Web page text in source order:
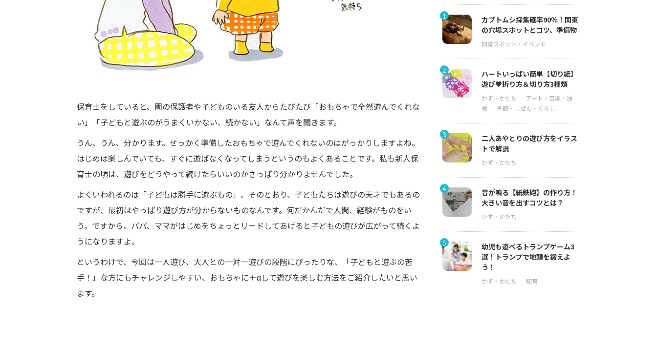
保育士をしていると、園の保護者や子どものいる友人からたびたび「おもちゃで全然遊んでくれな
い」「子どもと遊ぶのがうまくいかない、続かない」なんて声を聞きます。
うん、うん、分かります。せっかく準備したおもちゃで遊んでくれないのはがっかりしますよね。
はじめは楽しんでいても、すぐに遊ばなくなってしまうというのもよくあることです。私も新人保
育士の頃は、遊びをどうやって続けたらいいのかさっぱり分かりませんでした。
よくいわれるのは「子どもは勝手に遊ぶもの」。そのとおり、子どもたちは遊びの天才でもあるの
ですが、最初はやっぱり遊び方が分からないものなんです。何だかんだで人間、経験がものをい
う。ですから、パパ、ママがはじめをちょっとリードしてあげると子どもの遊びが広がって続くよ
うになりますよ。
というわけで、今回は一人遊び、大人との一対一遊びの段階にぴったりな、「子どもと遊ぶの苦
手！」な方にもチャレンジしやすい、おもちゃに＋αして遊びを楽しむ方法をご紹介したいと思い
ます。
1
カブトムシ採集確率90％！関東
の穴場スポットとコツ、準備物
2
ハートいっぱい簡単【切り紙】
遊び♥折り方＆切り方3種類
3
二人あやとりの遊び方をイラス
トで解説
4
音が鳴る【紙鉄砲】の作り方！
大きい音を出すコツとは？
5
幼児も遊べるトランプゲーム3
選！トランプで地頭を鍛えよ
う！